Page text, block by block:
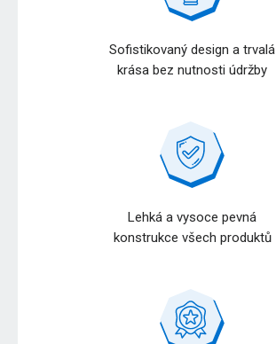
Sofistikovaný design a trvalá
krása bez nutnosti údržby
Lehká a vysoce pevná
konstrukce všech produktů